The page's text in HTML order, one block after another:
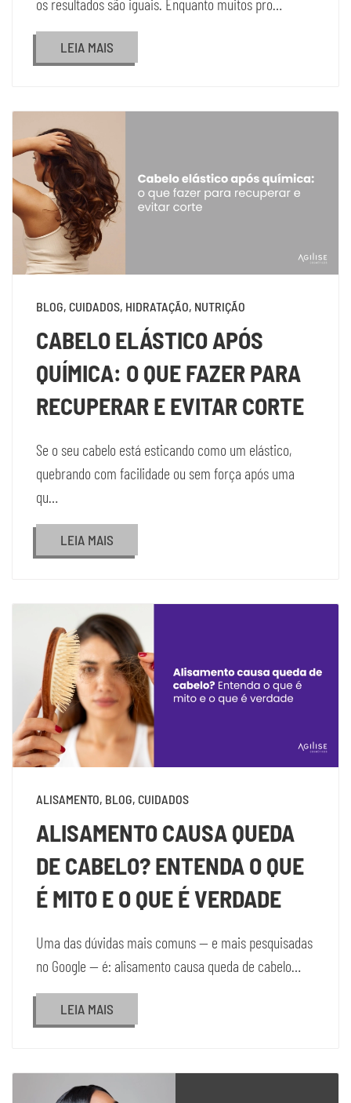
os resultados são iguais. Enquanto muitos pro…
LEIA MAIS
BLOG, CUIDADOS, HIDRATAÇÃO, NUTRIÇÃO
CABELO ELÁSTICO APÓS
QUÍMICA: O QUE FAZER PARA
RECUPERAR E EVITAR CORTE
Se o seu cabelo está esticando como um elástico,
quebrando com facilidade ou sem força após uma
qu…
LEIA MAIS
ALISAMENTO, BLOG, CUIDADOS
ALISAMENTO CAUSA QUEDA
DE CABELO? ENTENDA O QUE
É MITO E O QUE É VERDADE
Uma das dúvidas mais comuns — e mais pesquisadas
no Google — é: alisamento causa queda de cabelo…
LEIA MAIS